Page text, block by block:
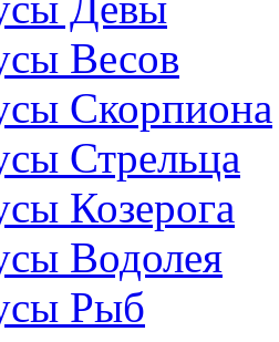
Весов
Скорпиона
Стрельца
Козерога
Водолея
Рыб